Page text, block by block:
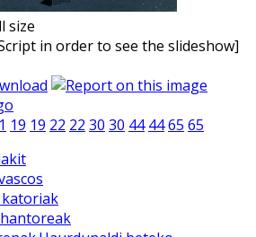
in order to see the slideshow]
19 19 22 22 30 30 44 4465 65